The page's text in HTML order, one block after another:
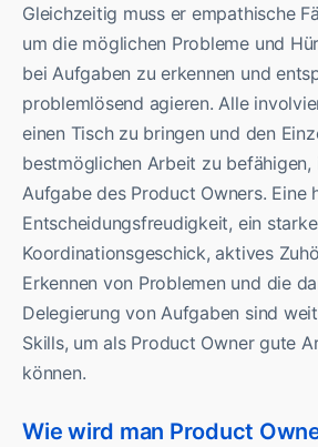
Gleichzeitig muss er empathische
um die möglichen Probleme und
bei Aufgaben zu erkennen und
problemlösend agieren. Alle
einen Tisch zu bringen und den
bestmöglichen Arbeit zu befähigen,
Aufgabe des Product Owners. Eine
Entscheidungsfreudigkeit, ein
Koordinationsgeschick, aktives
Erkennen von Problemen und die
Delegierung von Aufgaben sind
Skills, um als Product Owner gute
können.
Wie wird man Product